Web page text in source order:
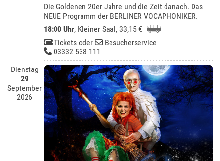
Die Goldenen 20er Jahre und die Zeit danach. Das
NEUE Programm der BERLINER VOCAPHONIKER.
18:00 Uhr, Kleiner Saal, 33,15 €
Tickets oder
Besucherservice
03332 538 111
Dienstag
29
September
2026